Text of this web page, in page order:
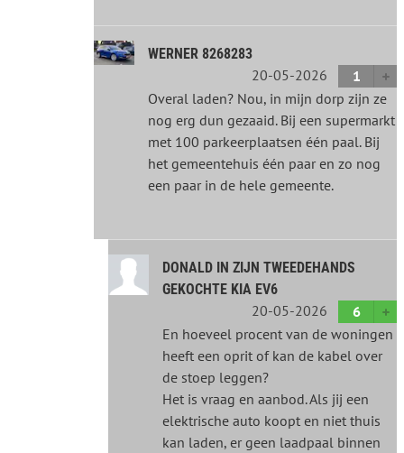
WERNER 8268283
20-05-2026
1
Overal laden? Nou, in mijn dorp zijn ze
nog erg dun gezaaid. Bij een supermarkt
met 100 parkeerplaatsen één paal. Bij
het gemeentehuis één paar en zo nog
een paar in de hele gemeente.
DONALD IN ZIJN TWEEDEHANDS
GEKOCHTE KIA EV6
20-05-2026
6
En hoeveel procent van de woningen
heeft een oprit of kan de kabel over
de stoep leggen?
Het is vraag en aanbod. Als jij een
elektrische auto koopt en niet thuis
kan laden, er geen laadpaal binnen